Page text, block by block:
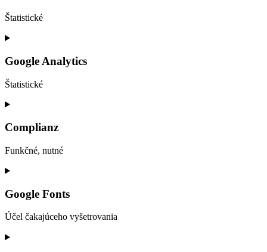
Štatistické
Consent
service
pixelyoursite
Google Analytics
Štatistické
Consent
service
google-
analytics
Complianz
Funkčné, nutné
Consent
service
complianz
Google Fonts
Účel čakajúceho vyšetrovania
Consent